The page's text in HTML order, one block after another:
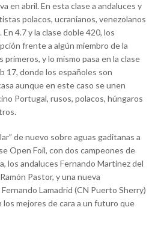
en abril. En esta clase a andaluces y
polacos, ucranianos, venezolanos
4.7 y la clase doble 420, los
frente a algún miembro de la
y lo mismo pasa en la clase
17, donde los españoles son
aunque en este caso se unen
Portugal, rusos, polacos, húngaros
de nuevo sobre aguas gaditanas a
Open Foil, con dos campeones de
los andaluces Fernando Martínez del
Pastor, y una nueva
Lamadrid (CN Puerto Sherry)
mejores de cara a un futuro que